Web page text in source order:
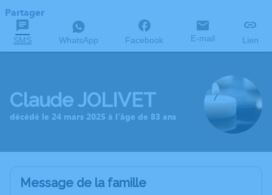
Partager
SMS WhatsApp Facebook E-mail Lien
Claude JOLIVET
décédé le 24 mars 2025 à l'âge de 83 ans
Message de la famille